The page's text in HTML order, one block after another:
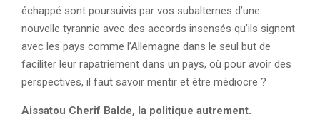
échappé sont poursuivis par vos subalternes d’une
nouvelle tyrannie avec des accords insensés qu’ils signent
avec les pays comme l’Allemagne dans le seul but de
faciliter leur rapatriement dans un pays, où pour avoir des
perspectives, il faut savoir mentir et être médiocre ?
Aissatou Cherif Balde, la politique autrement.